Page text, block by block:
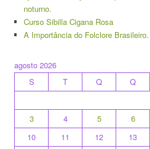
noturno.
Curso Sibilla Cigana Rosa
A Importância do Folclore Brasileiro.
agosto 2026
S
T Q Q
3
4 5 6
10
11 12 13